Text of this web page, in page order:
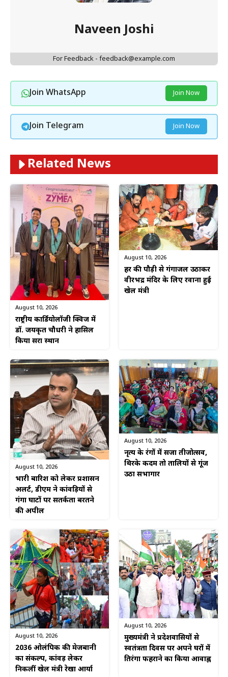
Naveen Joshi
For Feedback - feedback@example.com
Join WhatsApp Join Now
Join Telegram Join Now
Related News
August 10, 2026
राष्ट्रीय कार्डियोलॉजी क्विज में
डॉ. जयकृत चौधरी ने हासिल
किया दूसरा स्थान
August 10, 2026
हर की पौड़ी से गंगाजल उठाकर
वीरभद्र मंदिर के लिए रवाना हुई
खेल मंत्री
August 10, 2026
भारी बारिश को लेकर प्रशासन
अलर्ट, डीएम ने कांवड़ियों से
गंगा घाटों पर सतर्कता बरतने
की अपील
August 10, 2026
नृत्य के रंगों में सजा तीजोत्सव,
थिरके कदम तो तालियों से गूंज
उठा सभागार
August 10, 2026
2036 ओलंपिक की मेजबानी
का संकल्प, कांवड़ लेकर
निकलीं खेल मंत्री रेखा आर्या
August 10, 2026
मुख्यमंत्री ने प्रदेशवासियों से
स्वतंत्रता दिवस पर अपने घरों में
तिरंगा फहराने का किया आवाह्न